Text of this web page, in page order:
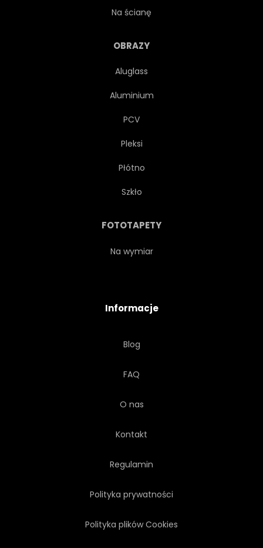
Na ścianę
OBRAZY
Aluglass
Aluminium
PCV
Pleksi
Płótno
Szkło
FOTOTAPETY
Na wymiar
Informacje
Blog
FAQ
O nas
Kontakt
Regulamin
Polityka prywatności
Polityka plików Cookies